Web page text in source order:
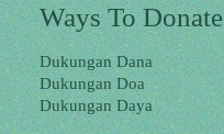
Ways To Donate
Dukungan Dana
Dukungan Doa
Dukungan Daya